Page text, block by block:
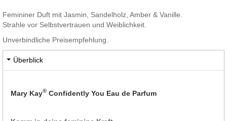
Femininer Duft mit Jasmin, Sandelholz, Amber & Vanille.
Strahle vor Selbstvertrauen und Weiblichkeit.
Unverbindliche Preisempfehlung.
Überblick
Mary Kay® Confidently You Eau de Parfum